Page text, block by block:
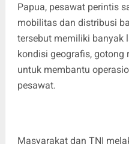
Papua, pesawat perintis
mobilitas dan distribusi
tersebut memiliki banyak
kondisi geografis, gotong
untuk membantu
pesawat.
Masyarakat dan TNI